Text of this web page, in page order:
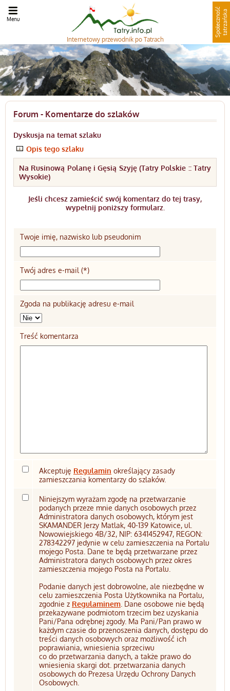
Internetowy przewodnik po Tatrach
S
p
o
ł
e
c
z
n
oś
ć
t
a
t
r
z
a
ń
s
ka
Menu
Forum - Komentarze do szlaków
Dyskusja na temat szlaku
Opis tego szlaku
Na Rusinową Polanę i Gęsią Szyję (Tatry Polskie :: Tatry
Wysokie)
Jeśli chcesz zamieścić swój komentarz do tej trasy,
wypełnij poniższy formularz.
Twoje imię, nazwisko lub pseudonim
Twój adres e-mail (*)
Zgoda na publikację adresu e-mail
Treść komentarza
Akceptuję Regulamin określający zasady
zamieszczania komentarzy do szlaków.
Niniejszym wyrażam zgodę na przetwarzanie
podanych przeze mnie danych osobowych przez
Administratora danych osobowych, którym jest
SKAMANDER Jerzy Matlak, 40-139 Katowice, ul.
Nowowiejskiego 4B/32, NIP: 6341452947, REGON:
278342297 jedynie w celu zamieszczenia na Portalu
mojego Posta. Dane te będą przetwarzane przez
Administratora danych osobowych przez okres
zamieszczenia mojego Posta na Portalu.
Podanie danych jest dobrowolne, ale niezbędne w
celu zamieszczenia Posta Użytkownika na Portalu,
zgodnie z Regulaminem . Dane osobowe nie będą
przekazywane podmiotom trzecim bez uzyskania
Pani/Pana odrębnej zgody. Ma Pani/Pan prawo w
każdym czasie do przenoszenia danych, dostępu do
treści danych osobowych oraz możliwość ich
poprawiania, wniesienia sprzeciwu
co do przetwarzania danych, a także prawo do
wniesienia skargi dot. przetwarzania danych
osobowych do Prezesa Urzędu Ochrony Danych
Osobowych.